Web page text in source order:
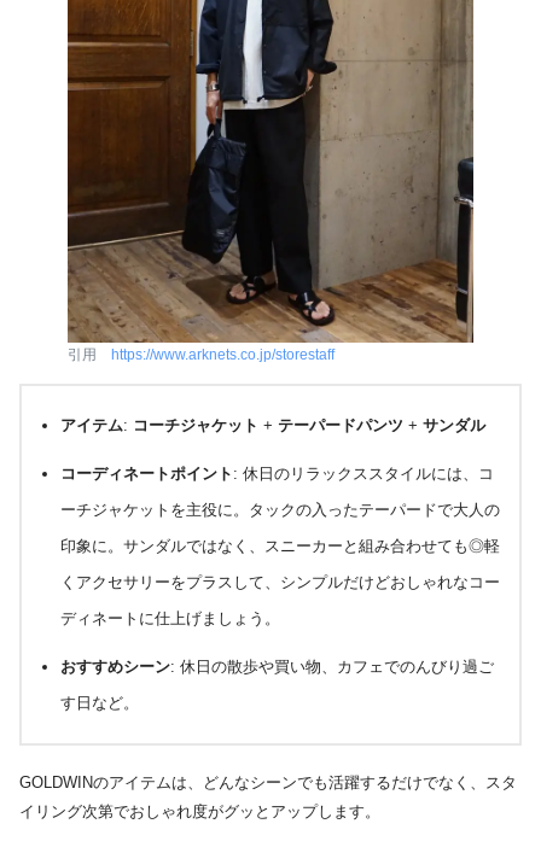
引用 https://www.arknets.co.jp/storestaff
アイテム: コーチジャケット + テーパードパンツ + サンダル
コーディネートポイント : 休日のリラックススタイルには、コ
ーチジャケットを主役に。タックの入ったテーパードで大人の
印象に。サンダルではなく、スニーカーと組み合わせても◎軽
くアクセサリーをプラスして、シンプルだけどおしゃれなコー
ディネートに仕上げましょう。
おすすめシーン: 休日の散歩や買い物、カフェでのんびり過ご
す日など。
GOLDWINのアイテムは、どんなシーンでも活躍するだけでなく、スタ
イリング次第でおしゃれ度がグッとアップします。